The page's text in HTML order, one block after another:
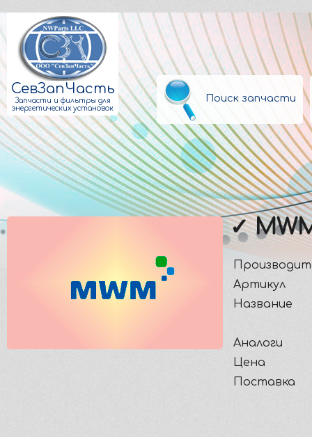
СевЗапЧасть
Запчасти и фильтры для
энергетических установок
Поиск запчасти
✓
Артикул
Название
Аналоги
Цена
Поставка